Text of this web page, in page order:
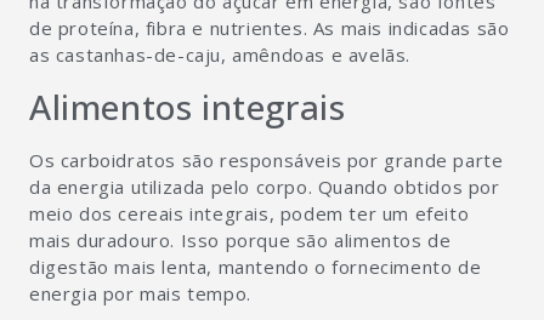
de proteína, fibra e nutrientes. As mais indicadas são
as castanhas-de-caju, amêndoas e avelãs.
Alimentos integrais
Os carboidratos são responsáveis por grande parte
da energia utilizada pelo corpo. Quando obtidos por
meio dos cereais integrais, podem ter um efeito
mais duradouro. Isso porque são alimentos de
digestão mais lenta, mantendo o fornecimento de
energia por mais tempo.